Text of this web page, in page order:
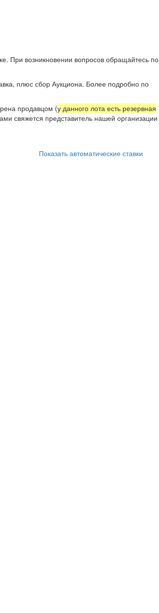
При возникновении вопросов обращайтесь по
плюс сбор Аукциона. Более подробно по
продавцом (у данного лота есть резервная
свяжется представитель нашей организации
Показать автоматические ставки